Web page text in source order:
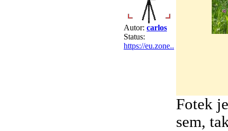
Autor: carlos
Status:
https://eu.zone..
Fotek
sem,